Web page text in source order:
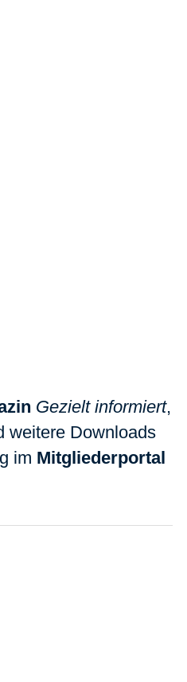
Gezielt informiert,
weitere Downloads
im Mitgliederportal